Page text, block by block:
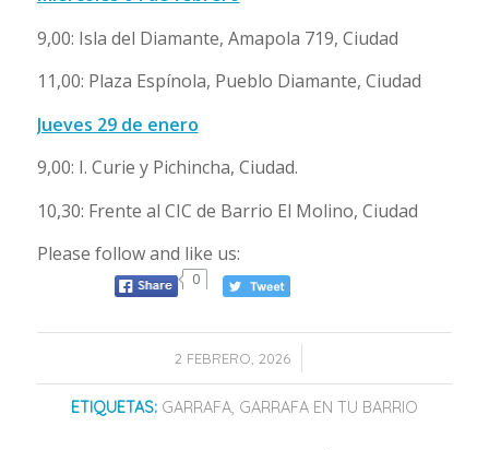
9,00: Isla del Diamante, Amapola 719, Ciudad
11,00: Plaza Espínola, Pueblo Diamante, Ciudad
Jueves 29 de enero
9,00: I. Curie y Pichincha, Ciudad.
10,30: Frente al CIC de Barrio El Molino, Ciudad
Please follow and like us:
0
2 FEBRERO, 2026
/
ETIQUETAS: GARRAFA, GARRAFA EN TU BARRIO